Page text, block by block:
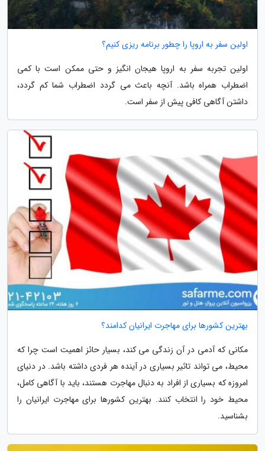
اولین سفر به اروپا را چطور برنامه ریزی کنیم؟
اولین تجربه سفر به اروپا هیجان انگیز و حتی ممکن است با کمی
اضطراب همراه باشد. آنچه باعث می گردد اضطراب شما کم گردد،
داشتن آگاهی کافی پیش از سفر است.
بهترین کشورها برای مهاجرت ایرانیان کدامند؟
مکانی که آدمی در آن زندگی می کند، بسیار حائز اهمیت است چرا که
محیط، می تواند تاثیر بسیاری در آینده هر فردی داشته باشد. در دنیای
امروزه که بسیاری از افراد به دنبال مهاجرت هستند، باید با آگاهی کامل،
محیط خود را انتخاب کنند. بهترین کشورها برای مهاجرت ایرانیان را
بشناسید.